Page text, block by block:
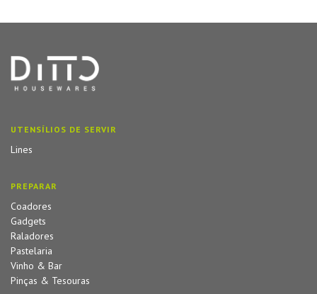
UTENSÍLIOS DE SERVIR
Lines
PREPARAR
Coadores
Gadgets
Raladores
Pastelaria
Vinho & Bar
Pinças & Tesouras